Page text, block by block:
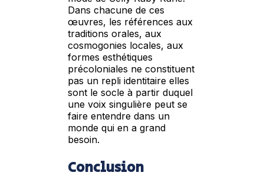
Dans chacune de ces
œuvres, les références aux
traditions orales, aux
cosmogonies locales, aux
formes esthétiques
précoloniales ne constituent
pas un repli identitaire elles
sont le socle à partir duquel
une voix singulière peut se
faire entendre dans un
monde qui en a grand
besoin.
Conclusion